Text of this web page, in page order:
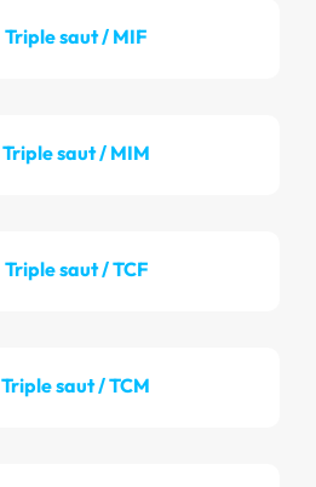
Triple saut / MIF
Triple saut / MIM
Triple saut / TCF
Triple saut / TCM